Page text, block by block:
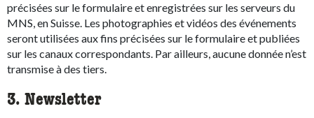
précisées sur le formulaire et enregistrées sur les serveurs du
MNS, en Suisse. Les photographies et vidéos des événements
seront utilisées aux fins précisées sur le formulaire et publiées
sur les canaux correspondants. Par ailleurs, aucune donnée n’est
transmise à des tiers.
3. Newsletter